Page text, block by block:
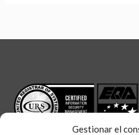
Gestionar el